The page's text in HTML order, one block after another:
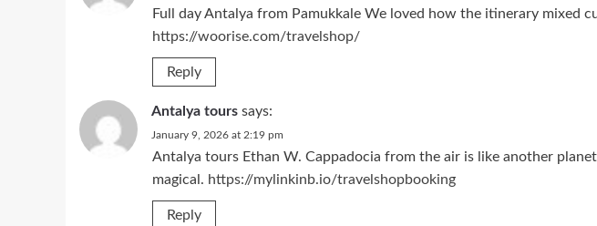
Full day Antalya from Pamukkale We loved how the itinerary mixed
https://woorise.com/travelshop/
Reply
Antalya tours says:
January 9, 2026 at 2:19 pm
Antalya tours Ethan W. Cappadocia from the air is like another
magical. https://mylinkinb.io/travelshopbooking
Reply